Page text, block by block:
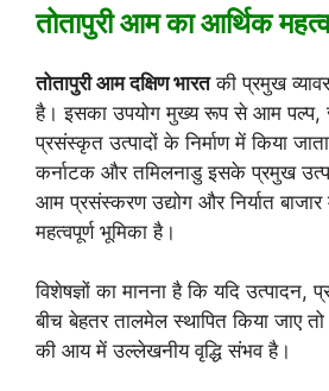
तोतापुरी आम का आर्थिक
तोतापुरी आम दक्षिण भारतकी प्रमुख
है। इसका उपयोग मुख्य रूप से आम पल्प,
प्रसंस्कृत उत्पादों के निर्माण में किया
कर्नाटक और तमिलनाडु इसके प्रमुख
आम प्रसंस्करण उद्योग और निर्यात
महत्वपूर्ण भूमिका है।
विशेषज्ञों का मानना है कि यदि
बीच बेहतर तालमेल स्थापित किया जाए
की आय में उल्लेखनीय वृद्धि संभव है।